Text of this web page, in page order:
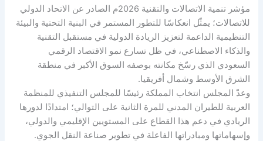
مؤشر تنمية الاتصالات والتقنية 2026م الصادر عن الاتحاد الدولي
للاتصالات؛ يمثّل انعكاسًا للتطور المستمر في البنية التحتية والبيئة
التنظيمية الداعمة لتعزيز الريادة الدولية في مستقبل التقنية
والذكاء الاصطناعي، في ظل تسارع نمو الاقتصاد الرقمي
السعودي الذي رسّخ مكانته بوصفه السوق الأكبر في منطقة
الشرق الأوسط وشمال أفريقيا.
وعدّ المجلس انتخاب المملكة رئيسًا للمجلس التنفيذي للمنظمة
العربية للطيران المدني للمرة الثانية على التوالي؛ امتدادًا لدورها
الريادي في دعم هذا القطاع على المستويين الإقليمي والدولي،
وإسهاماتها ومبادراتها الفاعلة في تطوير صناعة النقل الجوي.